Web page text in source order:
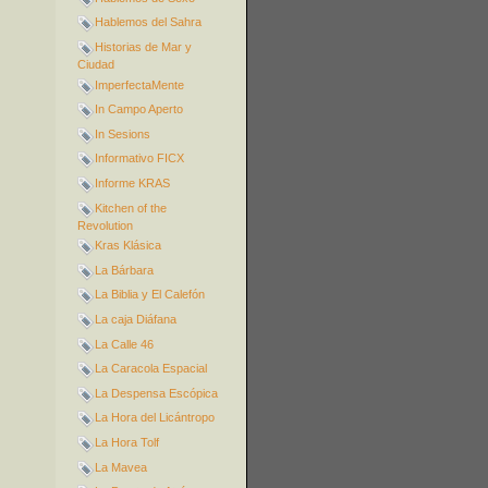
Hablemos del Sahra
Historias de Mar y
Ciudad
ImperfectaMente
In Campo Aperto
In Sesions
Informativo FICX
Informe KRAS
Kitchen of the
Revolution
Kras Klásica
La Bárbara
La Biblia y El Calefón
La caja Diáfana
La Calle 46
La Caracola Espacial
La Despensa Escópica
La Hora del Licántropo
La Hora Tolf
La Mavea